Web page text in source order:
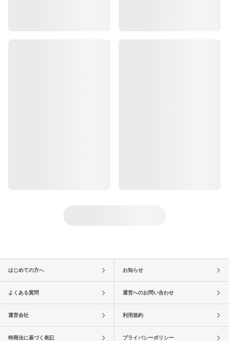
はじめての方へ お知らせ
よくある質問 運営へのお問い合わせ
運営会社 利用規約
特商法に基づく表記 プライバシーポリシー